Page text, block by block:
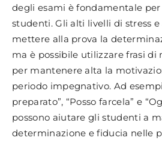
degli esami è fondamentale per
studenti. Gli alti livelli di stress e
mettere alla prova la
ma è possibile utilizzare frasi di
per mantenere alta la
periodo impegnativo. Ad
preparato”, “Posso farcela” e
possono aiutare gli studenti a
determinazione e fiducia nelle